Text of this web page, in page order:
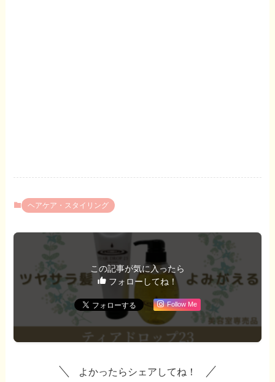
ヘアケア・スタイリング
この記事が気に入ったら
フォローしてね！
Follow Me
よかったらシェアしてね！